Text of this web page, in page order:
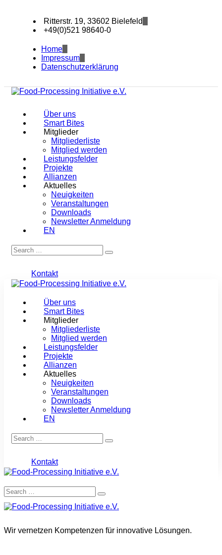
Ritterstr. 19, 33602 Bielefeld
+49(0)521 98640-0
Home
Impressum
Datenschutzerklärung
Über uns
Smart Bites
Mitglieder
Mitgliederliste
Mitglied werden
Leistungsfelder
Projekte
Allianzen
Aktuelles
Neuigkeiten
Veranstaltungen
Downloads
Newsletter Anmeldung
EN
Kontakt
Über uns
Smart Bites
Mitglieder
Mitgliederliste
Mitglied werden
Leistungsfelder
Projekte
Allianzen
Aktuelles
Neuigkeiten
Veranstaltungen
Downloads
Newsletter Anmeldung
EN
Kontakt
Wir vernetzen Kompetenzen für innovative Lösungen.